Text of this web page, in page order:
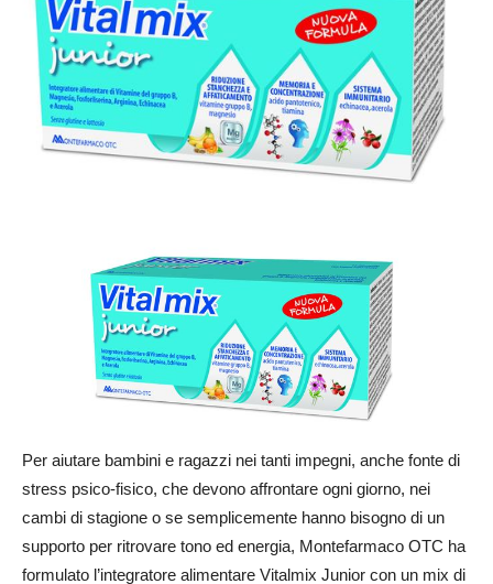
Per aiutare bambini e ragazzi nei tanti impegni, anche fonte di
stress psico-fisico, che devono affrontare ogni giorno, nei
cambi di stagione o se semplicemente hanno bisogno di un
supporto per ritrovare tono ed energia, Montefarmaco OTC ha
formulato l’integratore alimentare Vitalmix Junior con un mix di